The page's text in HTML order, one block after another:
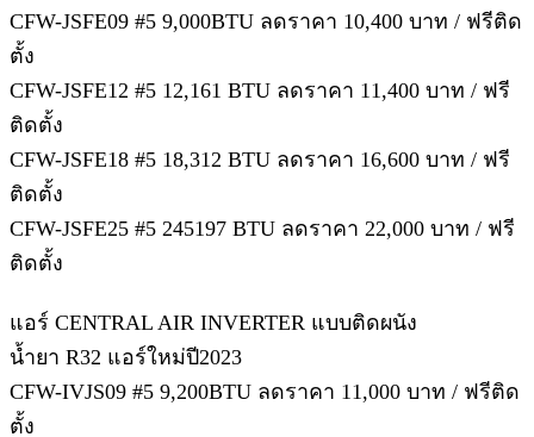
CFW-JSFE09 #5 9,000BTU ลดราคา 10,400 บาท / ฟรีติด
ตั้ง
CFW-JSFE12 #5 12,161 BTU ลดราคา 11,400 บาท / ฟรี
ติดตั้ง
CFW-JSFE18 #5 18,312 BTU ลดราคา 16,600 บาท / ฟรี
ติดตั้ง
CFW-JSFE25 #5 245197 BTU ลดราคา 22,000 บาท / ฟรี
ติดตั้ง
แอร์ CENTRAL AIR INVERTER แบบติดผนัง
น้ำยา R32 แอร์ใหม่ปี2023
CFW-IVJS09 #5 9,200BTU ลดราคา 11,000 บาท / ฟรีติด
ตั้ง